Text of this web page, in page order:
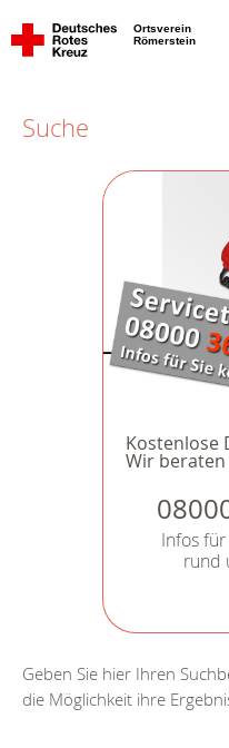
Ortsverein
Römerstein
Suche
Kostenlose
Wir beraten
Infos
rund
Geben Sie hier Ihren
die Möglichkeit ihre